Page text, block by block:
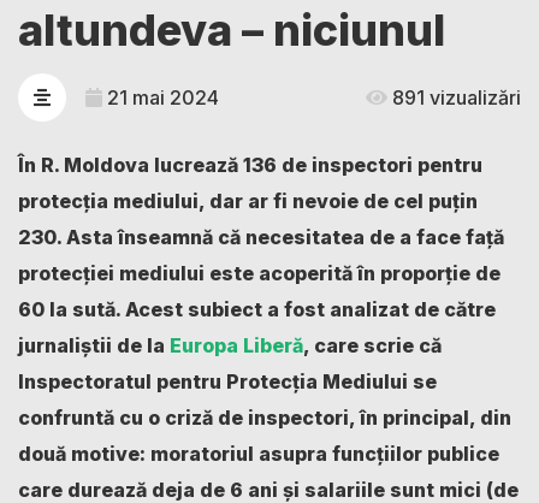
altundeva – niciunul
21 mai 2024 891 vizualizări
În R. Moldova lucrează 136 de inspectori pentru
protecția mediului, dar ar fi nevoie de cel puțin
230. Asta înseamnă că necesitatea de a face față
protecției mediului este acoperită în proporție de
60 la sută. Acest subiect a fost analizat de către
jurnaliștii de la Europa Liberă, care scrie că
Inspectoratul pentru Protecția Mediului se
confruntă cu o criză de inspectori, în principal, din
două motive: moratoriul asupra funcțiilor publice
care durează deja de 6 ani și salariile sunt mici (de